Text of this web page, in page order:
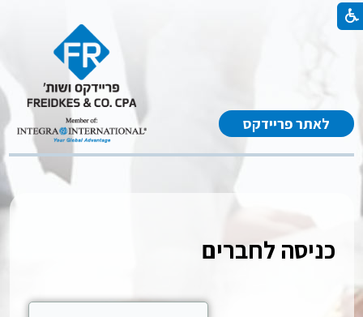
לאתר פריידקס
כניסה לחברים